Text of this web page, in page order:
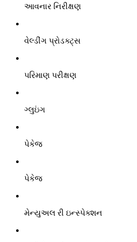
આવનાર નિરીક્ષણ
વેલ્ડીંગ પ્રોડક્ટ્સ
પરિમાણ પરીક્ષણ
ગ્લુઇંગ
પેકેજ
પેકેજ
મેન્યુઅલ રી ઇન્સ્પેક્શન